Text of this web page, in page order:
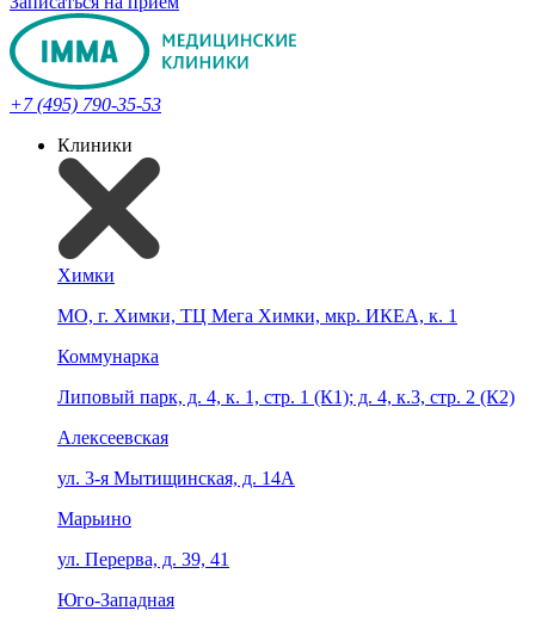
+7 (495) 790-35-53
Клиники
Химки
МО, г. Химки, ТЦ Мега Химки, мкр. ИКЕА, к. 1
Коммунарка
Липовый парк, д. 4, к. 1, стр. 1 (К1); д. 4, к.3, стр. 2 (К2)
Алексеевская
ул. 3-я Мытищинская, д. 14А
Марьино
ул. Перерва, д. 39, 41
Юго-Западная